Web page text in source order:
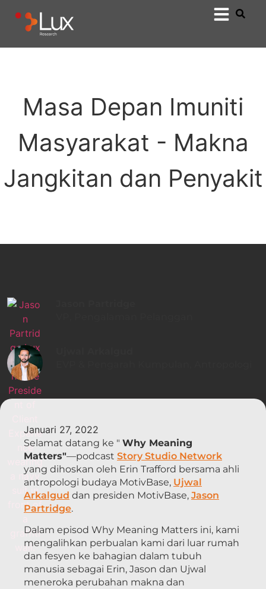
Masa Depan Imuniti
Masyarakat - Makna
Jangkitan dan Penyakit
Januari 27, 2022
Selamat datang ke " Why Meaning
Matters"—podcast Story Studio Network
yang dihoskan oleh Erin Trafford bersama ahli
antropologi budaya MotivBase, Ujwal
Arkalgud dan presiden MotivBase, Jason
Partridge.
Dalam episod Why Meaning Matters ini, kami
mengalihkan perbualan kami dari luar rumah
dan fesyen ke bahagian dalam tubuh
manusia sebagai Erin, Jason dan Ujwal
meneroka perubahan makna dan